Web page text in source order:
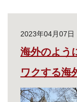
2023年04月07日
海外のよう
ワクする海